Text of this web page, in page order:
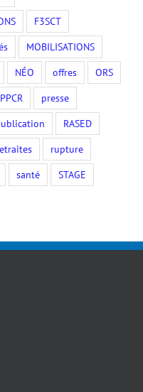
F3SCT
MOBILISATIONS
NÉO offres
ORS
PPCR
presse
RASED
rupture
santé
STAGE